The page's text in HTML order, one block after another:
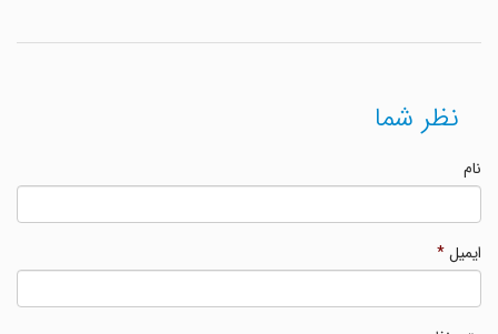
نظر شما
ایمیل*